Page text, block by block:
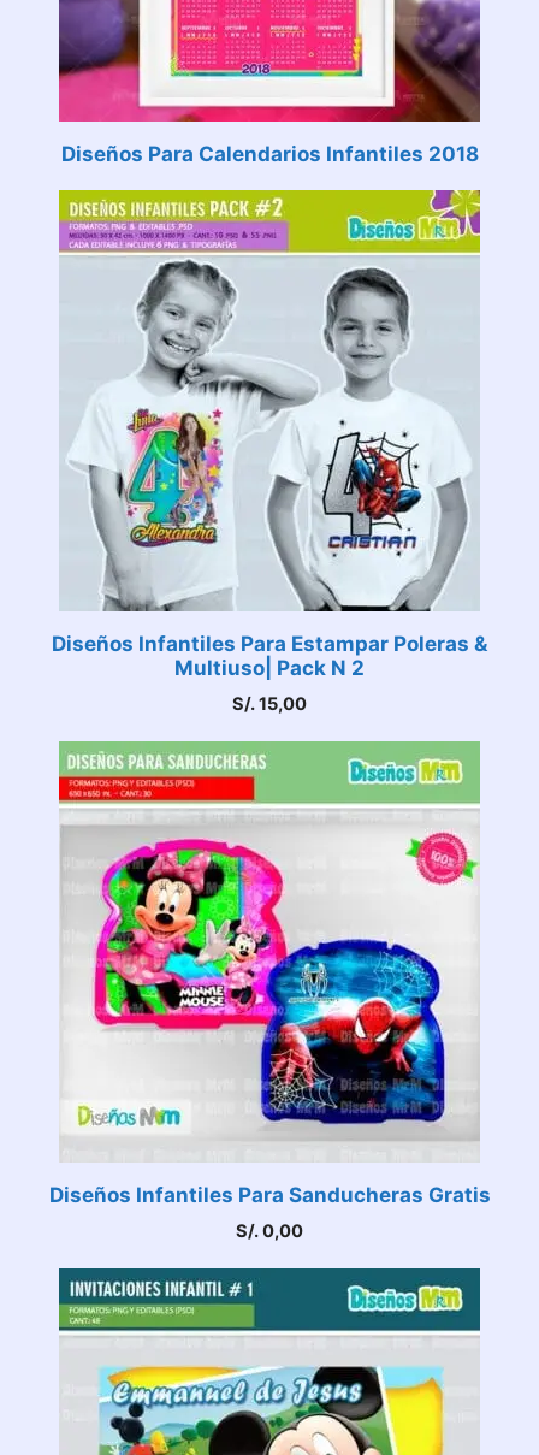
Diseños Para Calendarios Infantiles 2018
Diseños Infantiles Para Estampar Poleras &
Multiuso| Pack N 2
S/.15,00
Diseños Infantiles Para Sanducheras Gratis
S/.0,00